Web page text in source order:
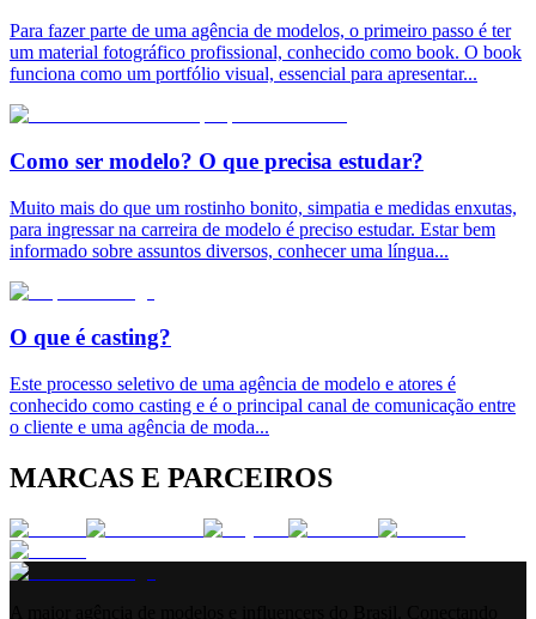
Para fazer parte de uma agência de modelos, o primeiro passo é ter
um material fotográfico profissional, conhecido como book. O book
funciona como um portfólio visual, essencial para apresentar...
Como ser modelo? O que precisa estudar?
Muito mais do que um rostinho bonito, simpatia e medidas enxutas,
para ingressar na carreira de modelo é preciso estudar. Estar bem
informado sobre assuntos diversos, conhecer uma língua...
O que é casting?
Este processo seletivo de uma agência de modelo e atores é
conhecido como casting e é o principal canal de comunicação entre
o cliente e uma agência de moda...
MARCAS E PARCEIROS